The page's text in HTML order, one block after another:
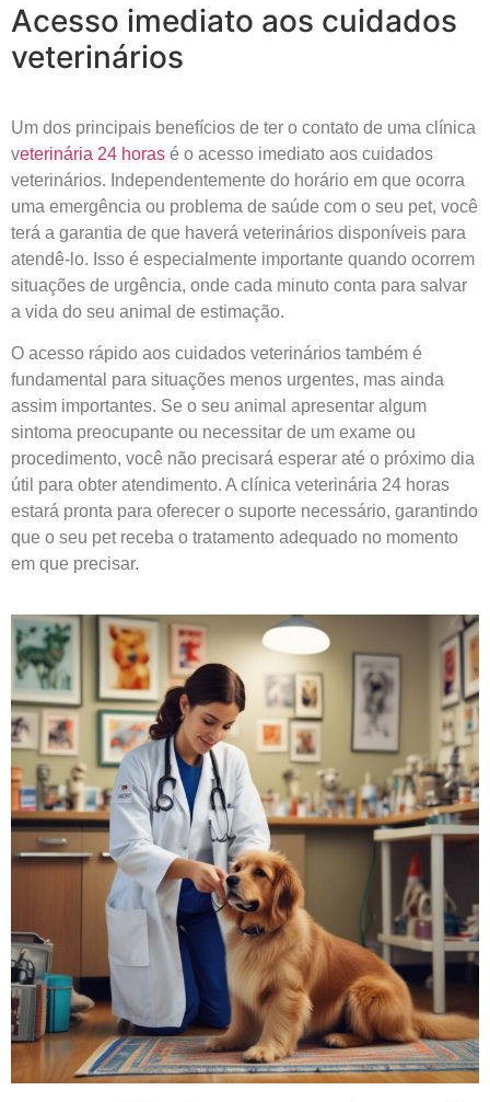
Acesso imediato aos cuidados
veterinários
Um dos principais benefícios de ter o contato de uma clínica
veterinária 24 horas é o acesso imediato aos cuidados
veterinários. Independentemente do horário em que ocorra
uma emergência ou problema de saúde com o seu pet, você
terá a garantia de que haverá veterinários disponíveis para
atendê-lo. Isso é especialmente importante quando ocorrem
situações de urgência, onde cada minuto conta para salvar
a vida do seu animal de estimação.
O acesso rápido aos cuidados veterinários também é
fundamental para situações menos urgentes, mas ainda
assim importantes. Se o seu animal apresentar algum
sintoma preocupante ou necessitar de um exame ou
procedimento, você não precisará esperar até o próximo dia
útil para obter atendimento. A clínica veterinária 24 horas
estará pronta para oferecer o suporte necessário, garantindo
que o seu pet receba o tratamento adequado no momento
em que precisar.